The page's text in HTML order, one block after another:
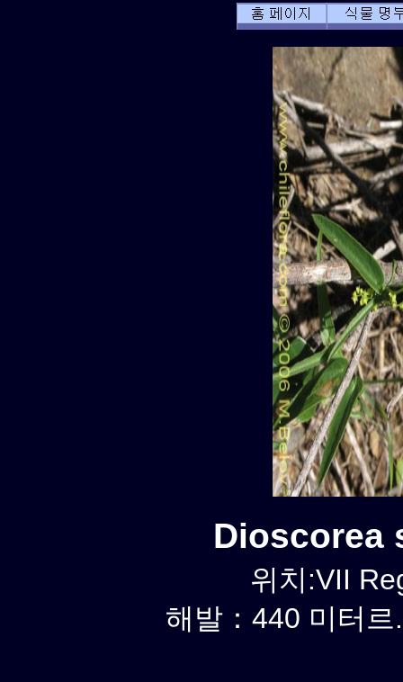
Dioscorea
위치:VII
해발：440 미터